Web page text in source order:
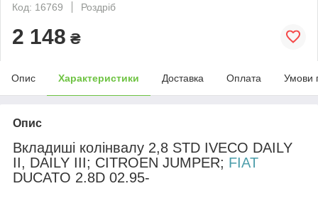
Код: 16769
Роздріб
2 148 ₴
Опис Характеристики Доставка Оплата Умови
Опис
Вкладиші колінвалу 2,8 STD IVECO DAILY
II, DAILY III; CITROEN JUMPER; FIAT
DUCATO 2.8D 02.95-